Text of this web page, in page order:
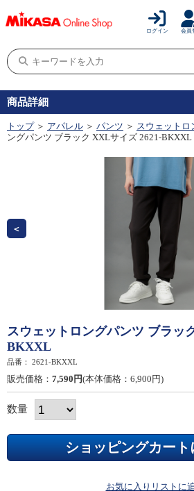
ログイン 会員
商品詳細
トップ ＞ アパレル ＞ パンツ ＞ スウェットロ
ングパンツ ブラック XXLサイズ 2621-BKXXL
スウェットロングパンツ ブラッ
BKXXL
品番： 2621-BKXXL
販売価格： 7,590円(本体価格：6,900円)
数量
お気に入りリストに